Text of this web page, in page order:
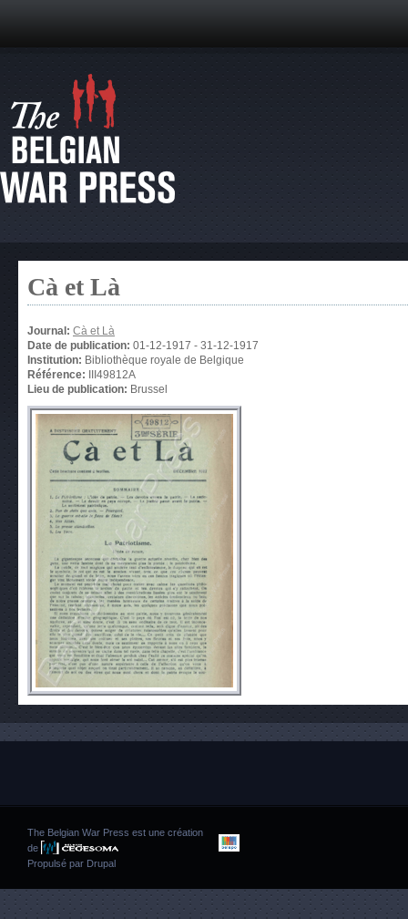
Cà et Là
Journal: Cà et Là
Date de publication: 01-12-1917 - 31-12-1917
Institution: Bibliothèque royale de Belgique
Référence:
III49812A
Lieu de publication: Brussel
The Belgian War Press est une création
de
Propulsé par Drupal